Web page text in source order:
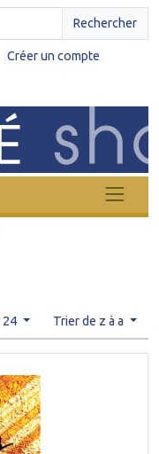
Rechercher
Créer un compte
Trier de z à a